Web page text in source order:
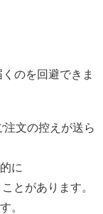
のを回避できま
文の控えが送ら
に
とがあります。
。